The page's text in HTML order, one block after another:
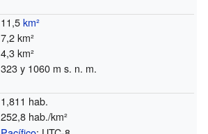
11,5km²
7,2 km²
4,3 km²
323 y 1060 m s. n. m.
1,811 hab.
252,8 hab./km²